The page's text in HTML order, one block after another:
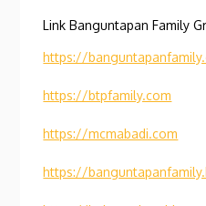
Link Banguntapan Family
https://
https://btpfamily.com
https://mcmabadi.com
https://